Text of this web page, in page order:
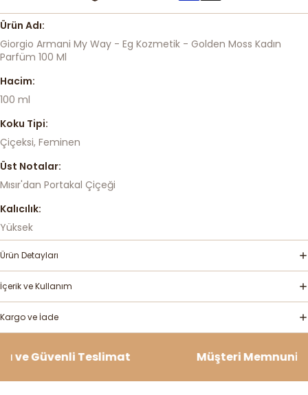
Ürün Adı:
Giorgio Armani My Way - Eg Kozmetik - Golden Moss Kadın
Parfüm 100 Ml
Hacim:
100 ml
Koku Tipi:
Çiçeksi, Feminen
Üst Notalar:
Mısır'dan Portakal Çiçeği
Kalıcılık:
Yüksek
Ürün Detayları
İçerik ve Kullanım
Kargo ve İade
Teslimat Müşteri Memnuniyeti